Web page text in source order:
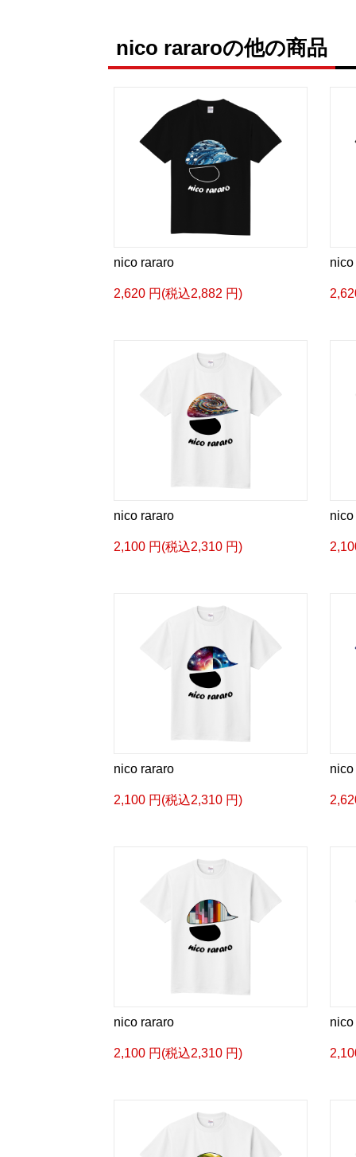
nico rararoの他の商品
nico rararo
2,620 円(税込2,882 円)
nico
nico rararo
2,100 円(税込2,310 円)
nico
nico rararo
2,100 円(税込2,310 円)
nico
nico rararo
2,100 円(税込2,310 円)
nico